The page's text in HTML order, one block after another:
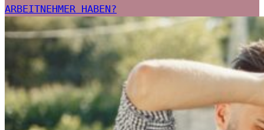
ARBEITNEHMER HABEN?